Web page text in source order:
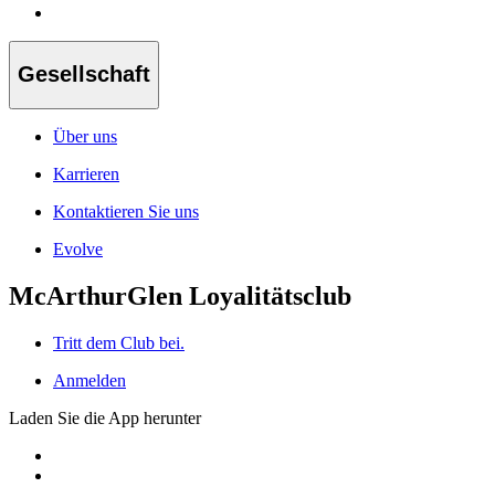
Gesellschaft
Über uns
Karrieren
Kontaktieren Sie uns
Evolve
McArthurGlen Loyalitätsclub
Tritt dem Club bei.
Anmelden
Laden Sie die App herunter